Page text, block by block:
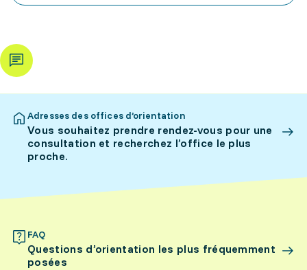
Adresses des offices d’orientation
Vous souhaitez prendre rendez-vous pour une
consultation et recherchez l’office le plus
proche.
FAQ
Questions d’orientation les plus fréquemment
posées